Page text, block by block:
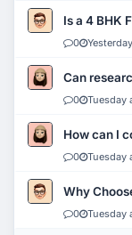
Is a 4 BHK
0
Can
0 Tuesday
How can I
0 Tuesday
Why
0 Tuesday